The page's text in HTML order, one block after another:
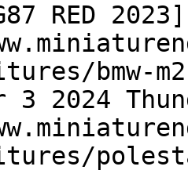
RED 2023]
bmw-
2024